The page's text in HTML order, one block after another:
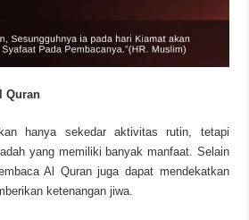
Quran
hanya sekedar aktivitas rutin, tetapi
yang memiliki banyak manfaat. Selain
Al Quran juga dapat mendekatkan
ketenangan jiwa.